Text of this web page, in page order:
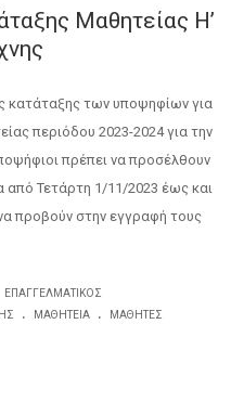
Μαθητείας Η’
κατάταξης των υποψηφίων για
περιόδου 2023-2024 για την
πρέπει να προσέλθουν
Τετάρτη 1/11/2023 έως και
προβούν στην εγγραφή τους
ΕΠΑΓΓΕΛΜΑΤΙΚΌΣ
. ΜΑΘΗΤΕΊΑ . ΜΑΘΗΤΈΣ